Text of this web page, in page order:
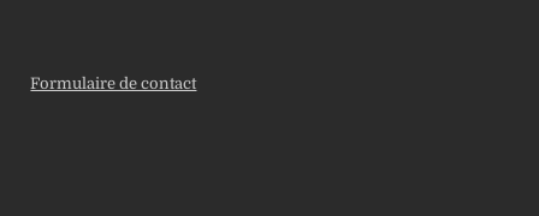
Formulaire de contact